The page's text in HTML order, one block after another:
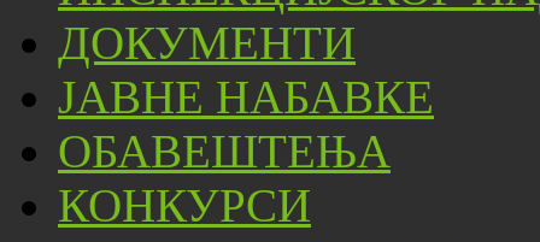
ДОКУМЕНТИ
ЈАВНЕ НАБАВКЕ
ОБАВЕШТЕЊА
КОНКУРСИ